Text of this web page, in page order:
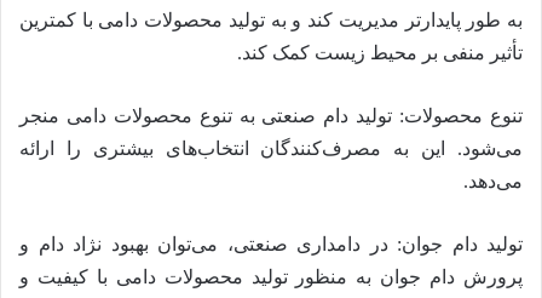
به طور پایدار‌تر مدیریت کند و به تولید محصولات دامی با کمترین
تأثیر منفی بر محیط زیست کمک کند.
تنوع محصولات: تولید دام صنعتی به تنوع محصولات دامی منجر
می‌شود. این به مصرف‌کنندگان انتخاب‌های بیشتری را ارائه
می‌دهد.
تولید دام جوان: در دامداری صنعتی، می‌توان بهبود نژاد دام و
پرورش دام جوان به منظور تولید محصولات دامی با کیفیت و